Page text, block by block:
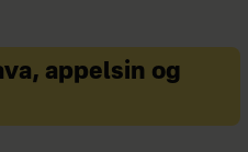
appelsin og